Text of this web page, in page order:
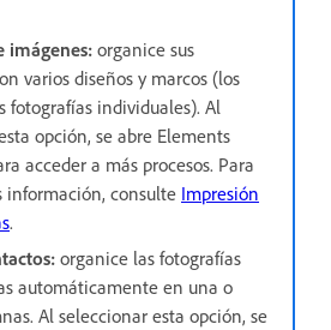
imágenes:organice sus
varios diseños y marcos (los
fotografías individuales). Al
opción, se abre Elements
acceder a más procesos. Para
información, consulte Impresión
.
organice las fotografías
automáticamente en una o
Al seleccionar esta opción, se